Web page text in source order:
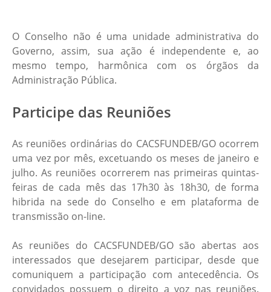
O Conselho não é uma unidade administrativa do
Governo, assim, sua ação é independente e, ao
mesmo tempo, harmônica com os órgãos da
Administração Pública.
Participe das Reuniões
As reuniões ordinárias do CACSFUNDEB/GO ocorrem
uma vez por mês, excetuando os meses de janeiro e
julho. As reuniões ocorrerem nas primeiras quintas-
feiras de cada mês das 17h30 às 18h30, de forma
hibrida na sede do Conselho e em plataforma de
transmissão on-line.
As reuniões do CACSFUNDEB/GO são abertas aos
interessados que desejarem participar, desde que
comuniquem a participação com antecedência. Os
convidados possuem o direito a voz nas reuniões.